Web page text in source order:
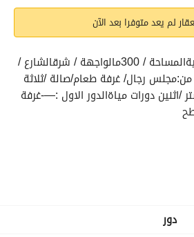
لم يعد متوفرا بعد الآن
دور